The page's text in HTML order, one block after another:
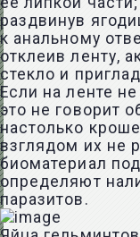
раздвинув
к анальному
отклеив ленту,
стекло и
Если на ленте
это не говорит
настолько
взглядом их не
биоматериал
определяют
паразитов.